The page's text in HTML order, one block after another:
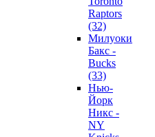
Raptors
(32)
Милуоки
Бакс -
Bucks
(33)
Нью-
Йорк
Никс -
NY